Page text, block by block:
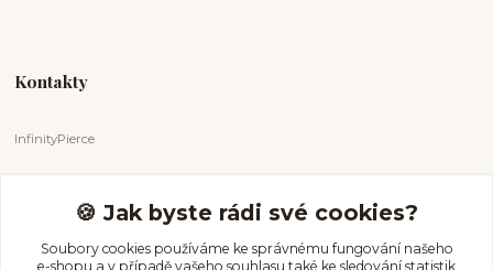
Kontakty
InfinityPierce
+420 731 681 038
(Po-Ne, 9-18 hod.)
🍪 Jak byste rádi své cookies?
Soubory cookies používáme ke správnému fungování našeho
e-shopu a v případě vašeho souhlasu také ke sledování statistik